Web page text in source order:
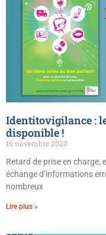
Identitovigilance :
disponible !
16 novembre 2020
Retard de prise en charge,
échange d’informations
nombreux
Lire plus »